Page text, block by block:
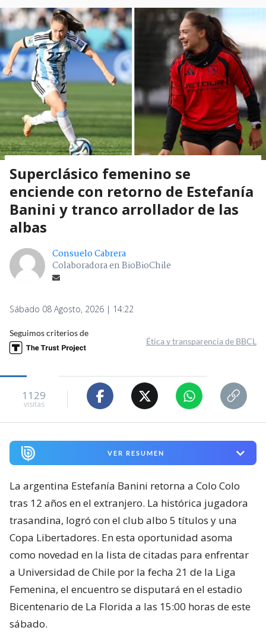
Superclásico femenino se
enciende con retorno de Estefanía
Banini y tranco arrollador de las
albas
Consuelo Cabrera
Colaboradora en BioBioChile
Sábado 08 Agosto, 2026 | 14:22
Seguimos criterios de
Ética y transparencia de BBCL
1129
visitas
VER RESUMEN
La argentina Estefanía Banini retorna a Colo Colo
tras 12 años en el extranjero. La histórica jugadora
trasandina, logró con el club albo 5 títulos y una
Copa Libertadores. En esta oportunidad asoma
como novedad en la lista de citadas para enfrentar
a Universidad de Chile por la fecha 21 de la Liga
Femenina, el encuentro se disputará en el estadio
Bicentenario de La Florida a las 15:00 horas de este
sábado.